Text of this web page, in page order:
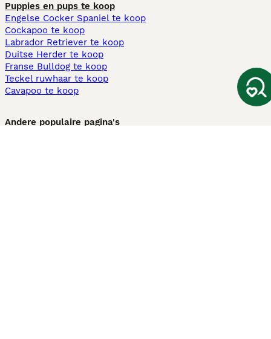
Puppies en pups te koop
Engelse Cocker Spaniel te koop
Cockapoo te koop
Labrador Retriever te koop
Duitse Herder te koop
Franse Bulldog te koop
Teckel ruwhaar te koop
Cavapoo te koop
Andere populaire pagina's